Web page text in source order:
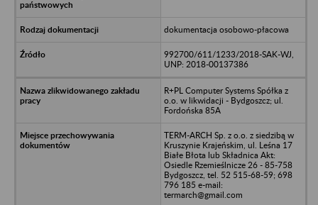
dokumentacja osobowo-płacowa
992700/611/1233/2018-SAK-WJ,
UNP: 2018-00137386
R+PL Computer Systems Spółka z
o.o. w likwidacji - Bydgoszcz; ul.
Fordońska 85A
TERM-ARCH Sp. z o.o. z siedzibą w
Kruszynie Krajeńskim, ul. Leśna 17
Białe Błota lub Składnica Akt:
Osiedle Rzemieślnicze 26 - 85-758
Bydgoszcz, tel. 52 515-68-59; 698
796 185 e-mail:
termarch@gmail.com